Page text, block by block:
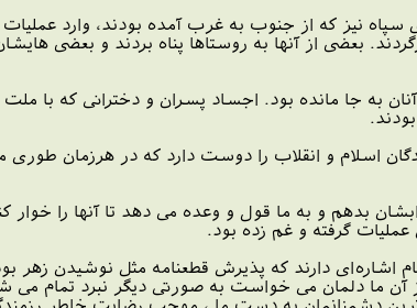
سپاه نیز که از جنوب به غرب آمده بودند، وارد
بعضی از آنها به روستاها پناه بردند و بعضی
به جا مانده بود. اجساد پسران و دخترانی که با ملت
اسلام و انقلاب را دوست دارد که در هرزمان طوری
بدهم و به ما قول و وعده می دهد تا آنها را خوار
گرفته و غم زده بود.
اشاره‌ای دارند که پذیرش قطعنامه مثل نوشیدن زهر
ما دلمان می خواست به صورتی دیگر نبرد تمام می